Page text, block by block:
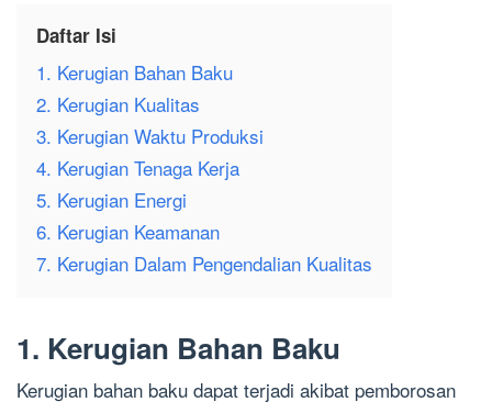
Daftar Isi
1. Kerugian Bahan Baku
2. Kerugian Kualitas
3. Kerugian Waktu Produksi
4. Kerugian Tenaga Kerja
5. Kerugian Energi
6. Kerugian Keamanan
7. Kerugian Dalam Pengendalian Kualitas
1. Kerugian Bahan Baku
Kerugian bahan baku dapat terjadi akibat pemborosan